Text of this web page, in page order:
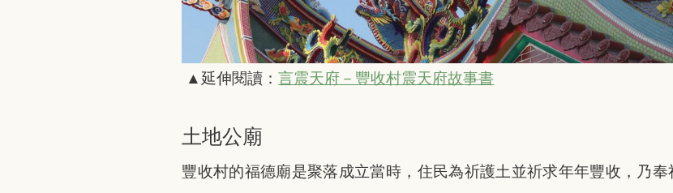
▲延伸閱讀：言震天府－豐收村震天府故事書
土地公廟
豐收村的福德廟是聚落成立當時，住民為祈護土並祈求年年豐收，乃